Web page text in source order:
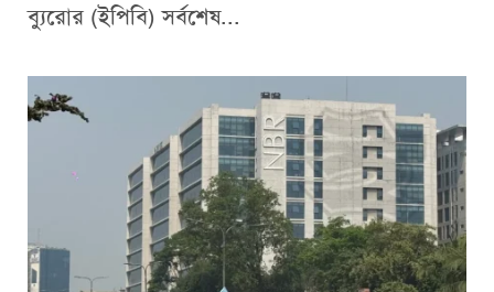
ব্যুরোর (ইপিবি) সর্বশেষ...